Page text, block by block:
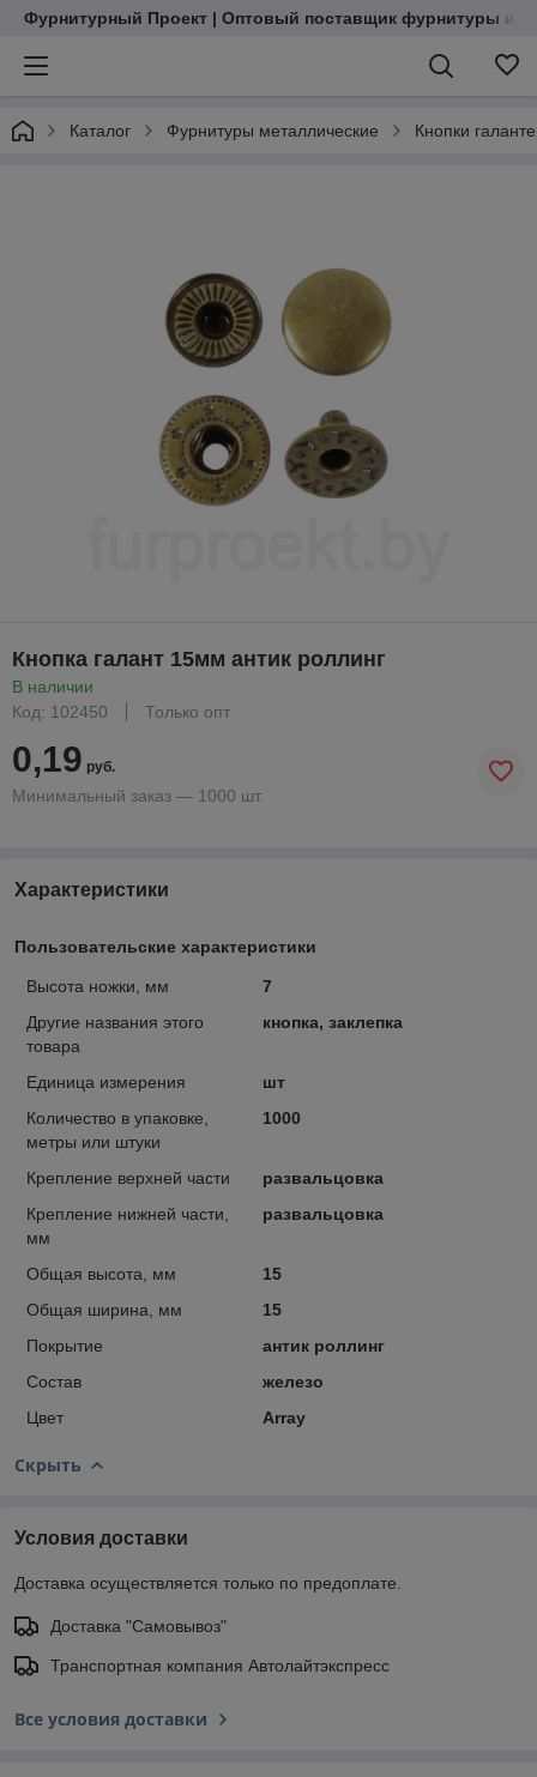
Фурнитурный Проект | Оптовый поставщик фурнитуры и
Каталог Фурнитуры металлические Кнопки
Кнопка галант 15мм антик роллинг
В наличии
Код: 102450
Только опт
0,19 руб.
Минимальный заказ — 1000 шт.
Характеристики
Пользовательские характеристики
Высота ножки, мм
7
Другие названия этого
товара
кнопка, заклепка
Единица измерения
шт
Количество в упаковке,
метры или штуки
1000
Крепление верхней части
развальцовка
Крепление нижней части,
мм
развальцовка
Общая высота, мм
15
Общая ширина, мм
15
Покрытие
антик роллинг
Состав
железо
Цвет
Array
Скрыть
Условия доставки
Доставка осуществляется только по предоплате.
Доставка "Самовывоз"
Транспортная компания Автолайтэкспресс
Все условия доставки